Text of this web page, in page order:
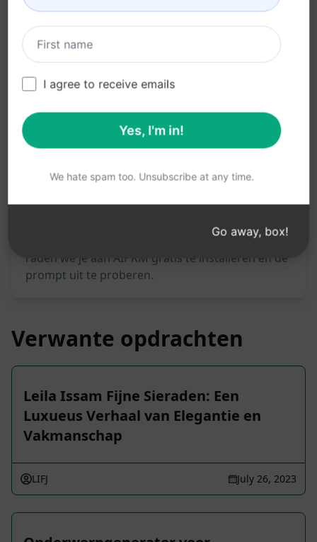
een betere ROI
Probeer op Claude Probeer op ChatGPT
Let op: De voorgaande beschrijving is niet
gecontroleerd op nauwkeurigheid. Voor een
goed begrip van wat er wordt gegenereerd,
raden we je aan AIPRM gratis te installeren en de
prompt uit te proberen.
Verwante opdrachten
Leila Issam Fijne Sieraden: Een
Luxueus Verhaal van Elegantie en
Vakmanschap
LIFJ July 26, 2023
I agree to receive emails
Yes, I'm in!
We hate spam too. Unsubscribe at any time.
Go away, box!